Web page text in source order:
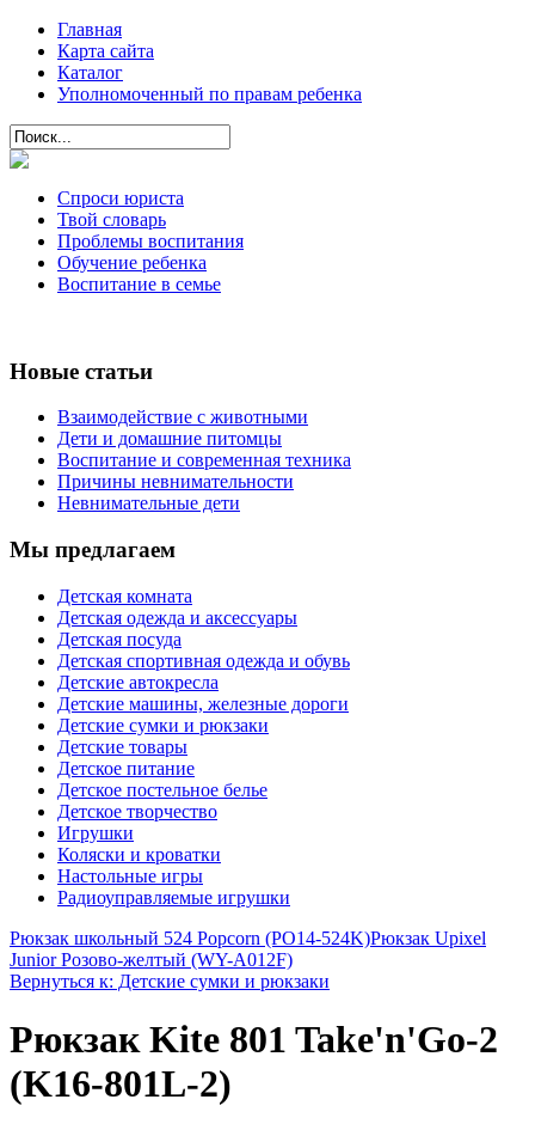
Главная
Карта сайта
Каталог
Уполномоченный по правам ребенка
Спроси юриста
Твой словарь
Проблемы воспитания
Обучение ребенка
Воспитание в семье
Новые статьи
Взаимодействие с животными
Дети и домашние питомцы
Воспитание и современная техника
Причины невнимательности
Невнимательные дети
Мы предлагаем
Детская комната
Детская одежда и аксессуары
Детская посуда
Детская спортивная одежда и обувь
Детские автокресла
Детские машины, железные дороги
Детские сумки и рюкзаки
Детские товары
Детское питание
Детское постельное белье
Детское творчество
Игрушки
Коляски и кроватки
Настольные игры
Радиоуправляемые игрушки
Рюкзак школьный 524 Popcorn (PO14-524K)Рюкзак Upixel
Junior Розово-желтый (WY-A012F)
Вернуться к: Детские сумки и рюкзаки
Рюкзак Kite 801 Take'n'Go-2
(K16-801L-2)